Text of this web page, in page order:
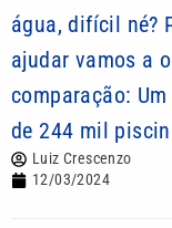
água, difícil né?
ajudar vamos a
comparação:
de 244 mil
Luiz Crescenzo
12/03/2024